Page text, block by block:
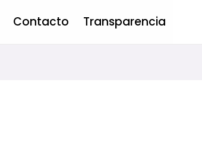
Contacto Transparencia